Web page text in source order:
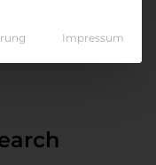
Impressum